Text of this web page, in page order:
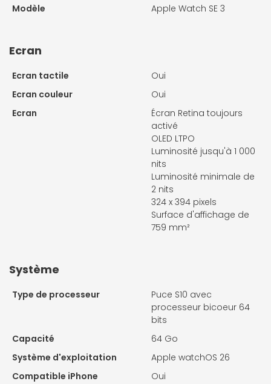
Modèle
Apple Watch SE 3
Ecran
Ecran tactile
Oui
Ecran couleur
Oui
Ecran
Écran Retina toujours
activé
OLED LTPO
Luminosité jusqu'à 1 000
nits
Luminosité minimale de
2 nits
324 x 394 pixels
Surface d'affichage de
759 mm²
Système
Type de processeur
Puce S10 avec
processeur bicoeur 64
bits
Capacité
64 Go
Système d'exploitation
Apple watchOS 26
Compatible iPhone
Oui